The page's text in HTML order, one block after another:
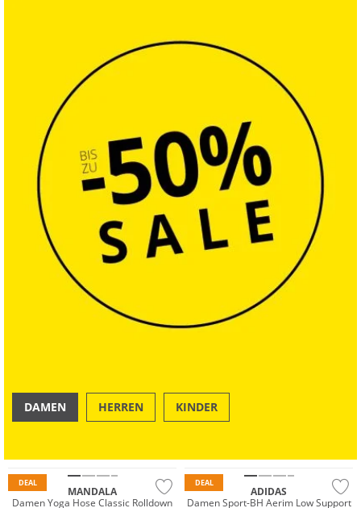
DAMEN HERREN KINDER
DEAL
MANDALA
Damen Yoga Hose Classic Rolldown
DEAL
ADIDAS
Damen Sport-BH Aerim Low Support